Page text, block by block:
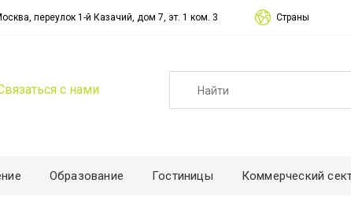
переулок 1-й Казачий, дом 7, эт. 1 ком. 3 Страны
с нами
Образование Гостиницы Коммерческий